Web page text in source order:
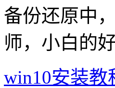
备份还原中
师，小白的好
win10安装教